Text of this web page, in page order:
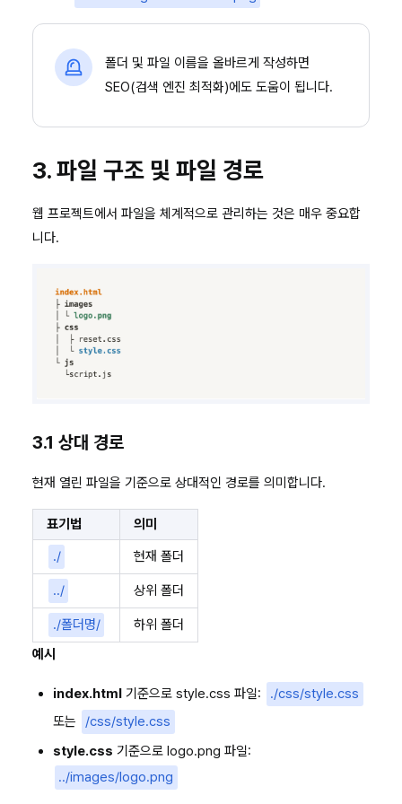
폴더 및 파일 이름을 올바르게 작성하면
SEO(검색 엔진 최적화)에도 도움이 됩니다.
3. 파일 구조 및 파일 경로
웹 프로젝트에서 파일을 체계적으로 관리하는 것은 매우 중요합
니다.
3.1 상대 경로
현재 열린 파일을 기준으로 상대적인 경로를 의미합니다.
표기법
의미
./
현재 폴더
../ 상위 폴더
./폴더명/
하위 폴더
예시
index.html기준으로 style.css 파일:
./css/style.css
또는
/css/style.css
style.css 기준으로 logo.png 파일:
../images/logo.png